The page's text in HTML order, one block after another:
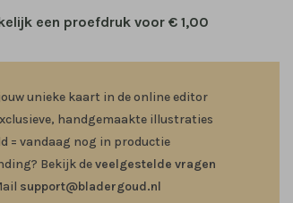
een proefdruk voor€ 1,00
unieke kaart in de online editor
handgemaakte illustraties
= vandaag nog in productie
Bekijk deveelgestelde vragen
support@bladergoud.nl